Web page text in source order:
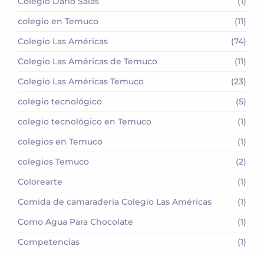
colegio en Temuco
(11)
Colegio Las Américas
(74)
Colegio Las Américas de Temuco
(11)
Colegio Las Américas Temuco
(23)
colegio tecnológico
(5)
colegio tecnológico en Temuco
(1)
colegios en Temuco
(1)
colegios Temuco
(2)
Colorearte
(1)
Comida de camaradería Colegio Las Américas
(1)
Como Agua Para Chocolate
(1)
Competencias
(1)